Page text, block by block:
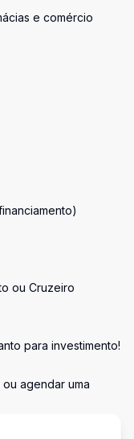
e comércio
ou Cruzeiro
para investimento!
agendar uma